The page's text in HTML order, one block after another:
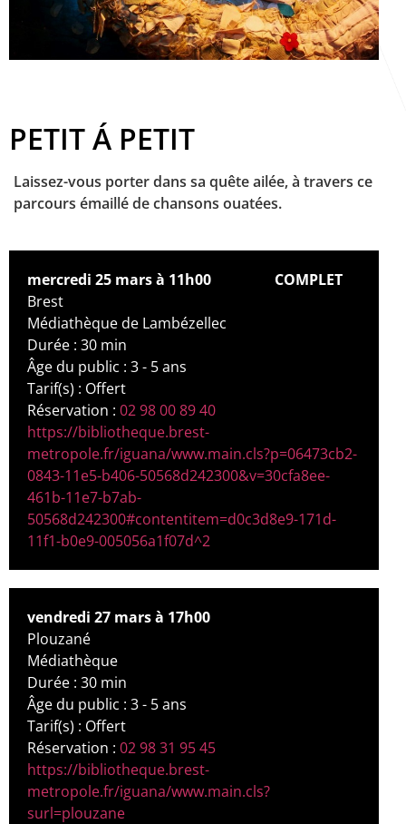
PETIT Á PETIT
Laissez-vous porter dans sa quête ailée, à travers ce
parcours émaillé de chansons ouatées.
mercredi 25 mars à 11h00
COMPLET
Brest
Médiathèque de Lambézellec
Durée : 30 min
Âge du public : 3 - 5 ans
Tarif(s) : Offert
Réservation : 02 98 00 89 40
https://bibliotheque.brest-
metropole.fr/iguana/www.main.cls?p=06473cb2-
0843-11e5-b406-50568d242300&v=30cfa8ee-
461b-11e7-b7ab-
50568d242300#contentitem=d0c3d8e9-171d-
11f1-b0e9-005056a1f07d^2
vendredi 27 mars à 17h00
Plouzané
Médiathèque
Durée : 30 min
Âge du public : 3 - 5 ans
Tarif(s) : Offert
Réservation : 02 98 31 95 45
https://bibliotheque.brest-
metropole.fr/iguana/www.main.cls?
surl=plouzane